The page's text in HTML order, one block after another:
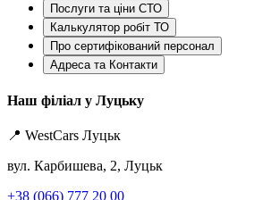
Послуги та ціни СТО
Калькулятор робіт ТО
Про сертифікований персонал
Адреса та Контакти
Наш філіал у Луцьку
📍 WestCars Луцьк
вул. Карбишева, 2, Луцьк
+38 (066) 777 20 00